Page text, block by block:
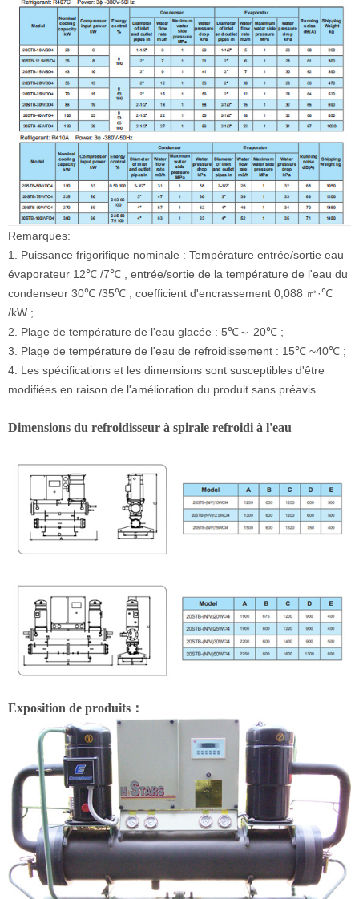
Remarques:
1. Puissance frigorifique nominale : Température entrée/sortie eau
évaporateur 12℃ /7℃ , entrée/sortie de la température de l'eau du
condenseur 30℃ /35℃ ; coefficient d'encrassement 0,088 ㎡·℃
/kW ;
2. Plage de température de l'eau glacée : 5℃～ 20℃ ;
3. Plage de température de l'eau de refroidissement : 15℃ ~40℃ ;
4. Les spécifications et les dimensions sont susceptibles d'être
modifiées en raison de l'amélioration du produit sans préavis.
Dimensions du refroidisseur à spirale refroidi à l'eau
Exposition de produits：